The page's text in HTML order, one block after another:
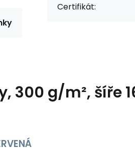
Certifikát:
300 g/m², šíře